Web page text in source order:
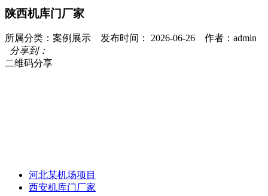
陕西机库门厂家
所属分类：案例展示 发布时间： 2026-06-26 作者：admin
分享到：
二维码分享
河北某机场项目
西安机库门厂家